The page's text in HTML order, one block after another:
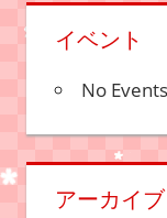
イベント
No Events
アーカイブ